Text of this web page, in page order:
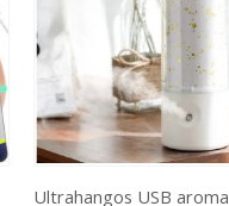
Ultrahangos USB aroma